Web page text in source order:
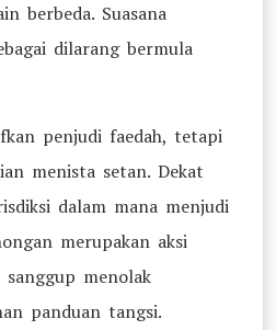
berbeda. Suasana
dilarang bermula
penjudi faedah, tetapi
menista setan. Dekat
dalam mana menjudi
merupakan aksi
sanggup menolak
panduan tangsi.